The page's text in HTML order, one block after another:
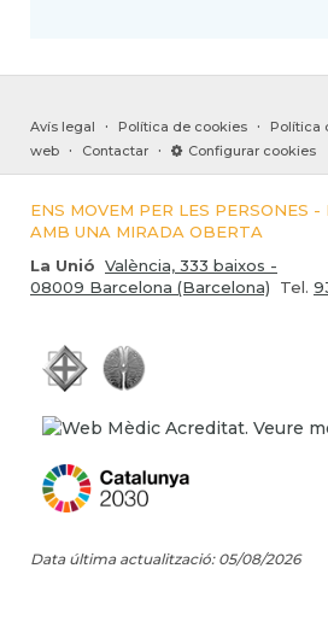
Avís legal · Política de cookies · Política
web
· Contactar · Configurar cookies
ENS MOVEM PER LES PERSONES -
AMB UNA MIRADA OBERTA
La Unió València, 333 baixos -
08009 Barcelona (Barcelona) Tel.
Data última actualització: 05/08/2026